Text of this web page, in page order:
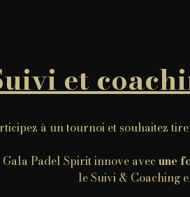
et
à un tournoi et souhaitez
Padel Spirit innove avec une
le Suivi & Coaching